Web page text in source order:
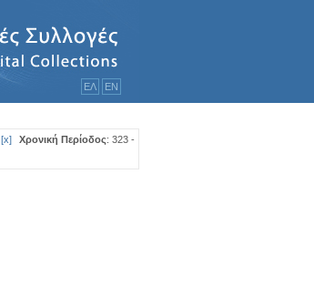
ΕΛ ΕΝ
[x] Χρονική Περίοδος: 323 -